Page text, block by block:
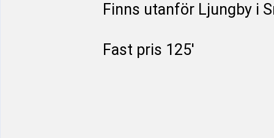
Finns utanför Ljungby i
Fast pris 125'